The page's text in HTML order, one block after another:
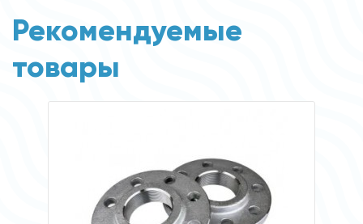
Рекомендуемые
товары